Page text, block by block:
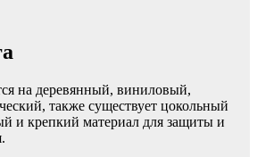
на деревянный, виниловый,
также существует цокольный
и крепкий материал для защиты и